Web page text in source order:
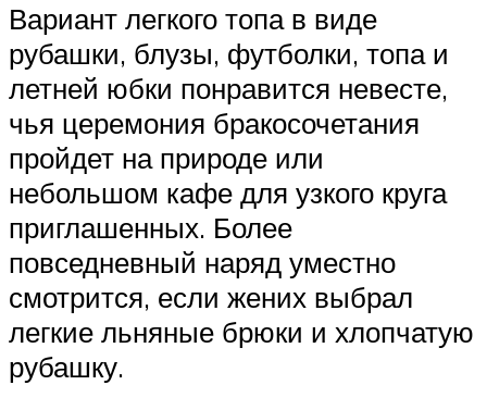
Вариант легкого топа в виде
рубашки, блузы, футболки, топа и
летней юбки понравится невесте,
чья церемония бракосочетания
пройдет на природе или
небольшом кафе для узкого круга
приглашенных. Более
повседневный наряд уместно
смотрится, если жених выбрал
легкие льняные брюки и хлопчатую
рубашку.